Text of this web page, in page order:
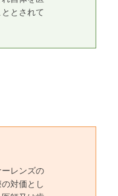
とされて
レンズの
対価とし